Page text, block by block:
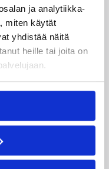
ja analytiikka-
miten käytät
yhdistää näitä
heille tai joita on